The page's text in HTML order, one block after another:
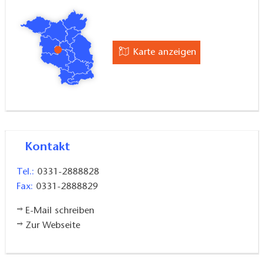
Karte anzeigen
Kontakt
Tel.: 0331-2888828
Fax: 0331-2888829
E-Mail schreiben
Zur Webseite